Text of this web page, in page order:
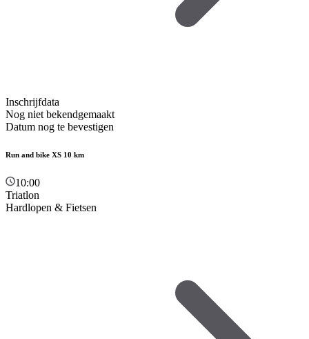
Inschrijfdata
Nog niet bekendgemaakt
Datum nog te bevestigen
Run and bike XS 10 km
10:00
Triatlon
Hardlopen & Fietsen